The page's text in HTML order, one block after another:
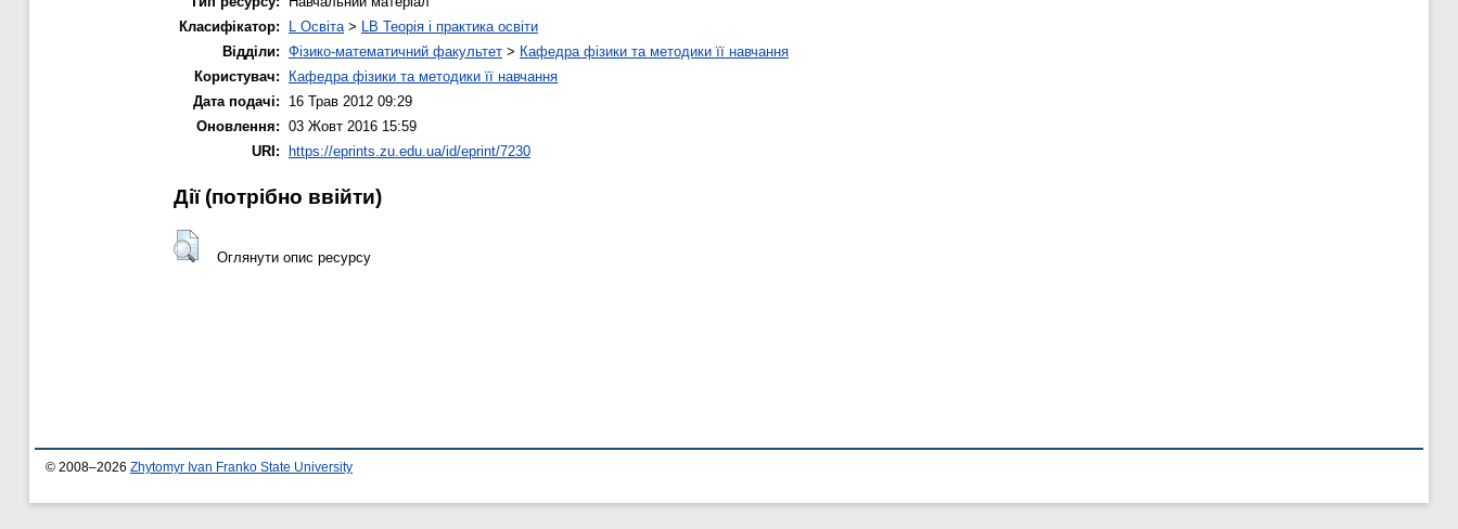
Класифікатор:
L Освіта > LB Теорія і практика освіти
Відділи: Фізико-математичний факультет > Кафедра фізики та методики її навчання
Користувач:
Кафедра фізики та методики її навчання
Дата подачі:
16 Трав 2012 09:29
Оновлення: 03 Жовт 2016 15:59
URI: https://eprints.zu.edu.ua/id/eprint/7230
Дії ​​(потрібно ввійти)
Оглянути опис ресурсу
© 2008–2026 Zhytomyr Ivan Franko State University